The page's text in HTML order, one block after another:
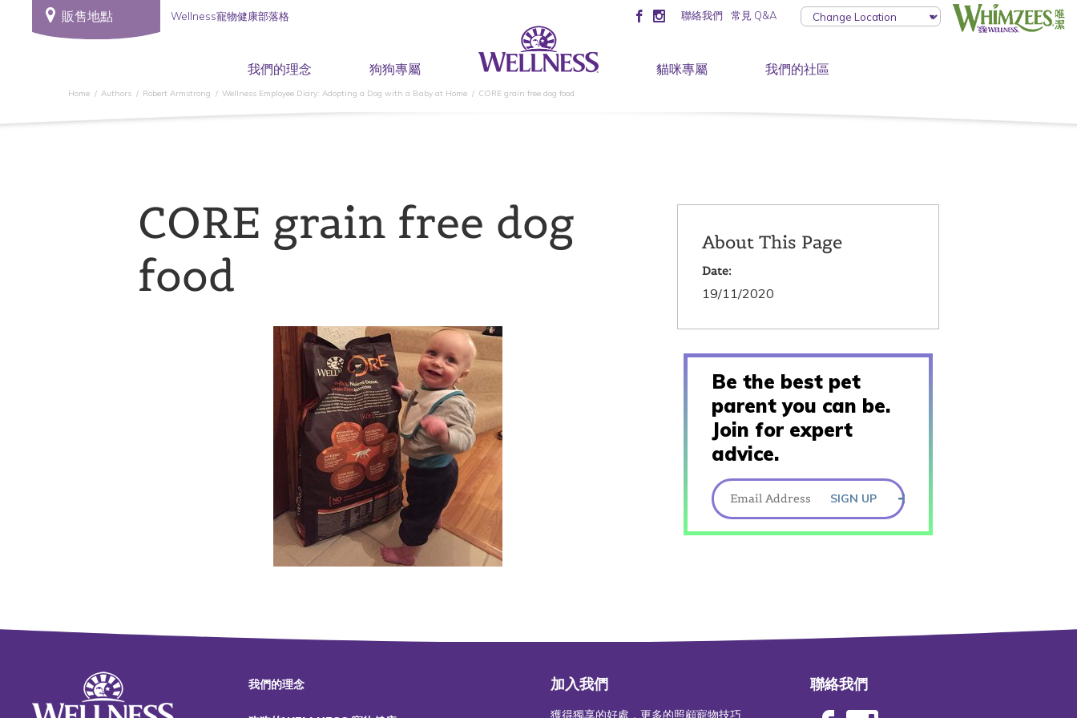
販售地點 Wellness寵物健康部落格 聯絡我們 常見 Q&A
我們的理念 狗狗專屬 貓咪專屬 我們的社區
Home Authors Robert Armstrong Wellness Employee Diary: Adopting a Dog with a Baby at Home CORE grain free dog food
CORE grain free dog
food
About This Page
Date:
19/11/2020
Be the best pet
parent you can be.
Join for expert
advice.
SIGN UP
我們的理念 加入我們
獲得獨享的好處，更多的照顧寵物技巧
聯絡我們